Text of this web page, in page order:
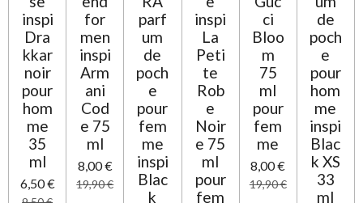
inspi
Dra
kkar
noir
pour
hom
me
35
ml
6,50 €
for
men
inspi
Arm
ani
Cod
e 75
ml
8,00 €
19,90 €
parf
um
de
poch
e
pour
fem
me
inspi
Blac
k
inspi
La
Peti
te
Rob
e
Noir
e 75
ml
pour
fem
ci
Bloo
m
75
ml
pour
fem
me
8,00 €
19,90 €
de
poch
e
pour
hom
me
inspi
Blac
k XS
33
ml